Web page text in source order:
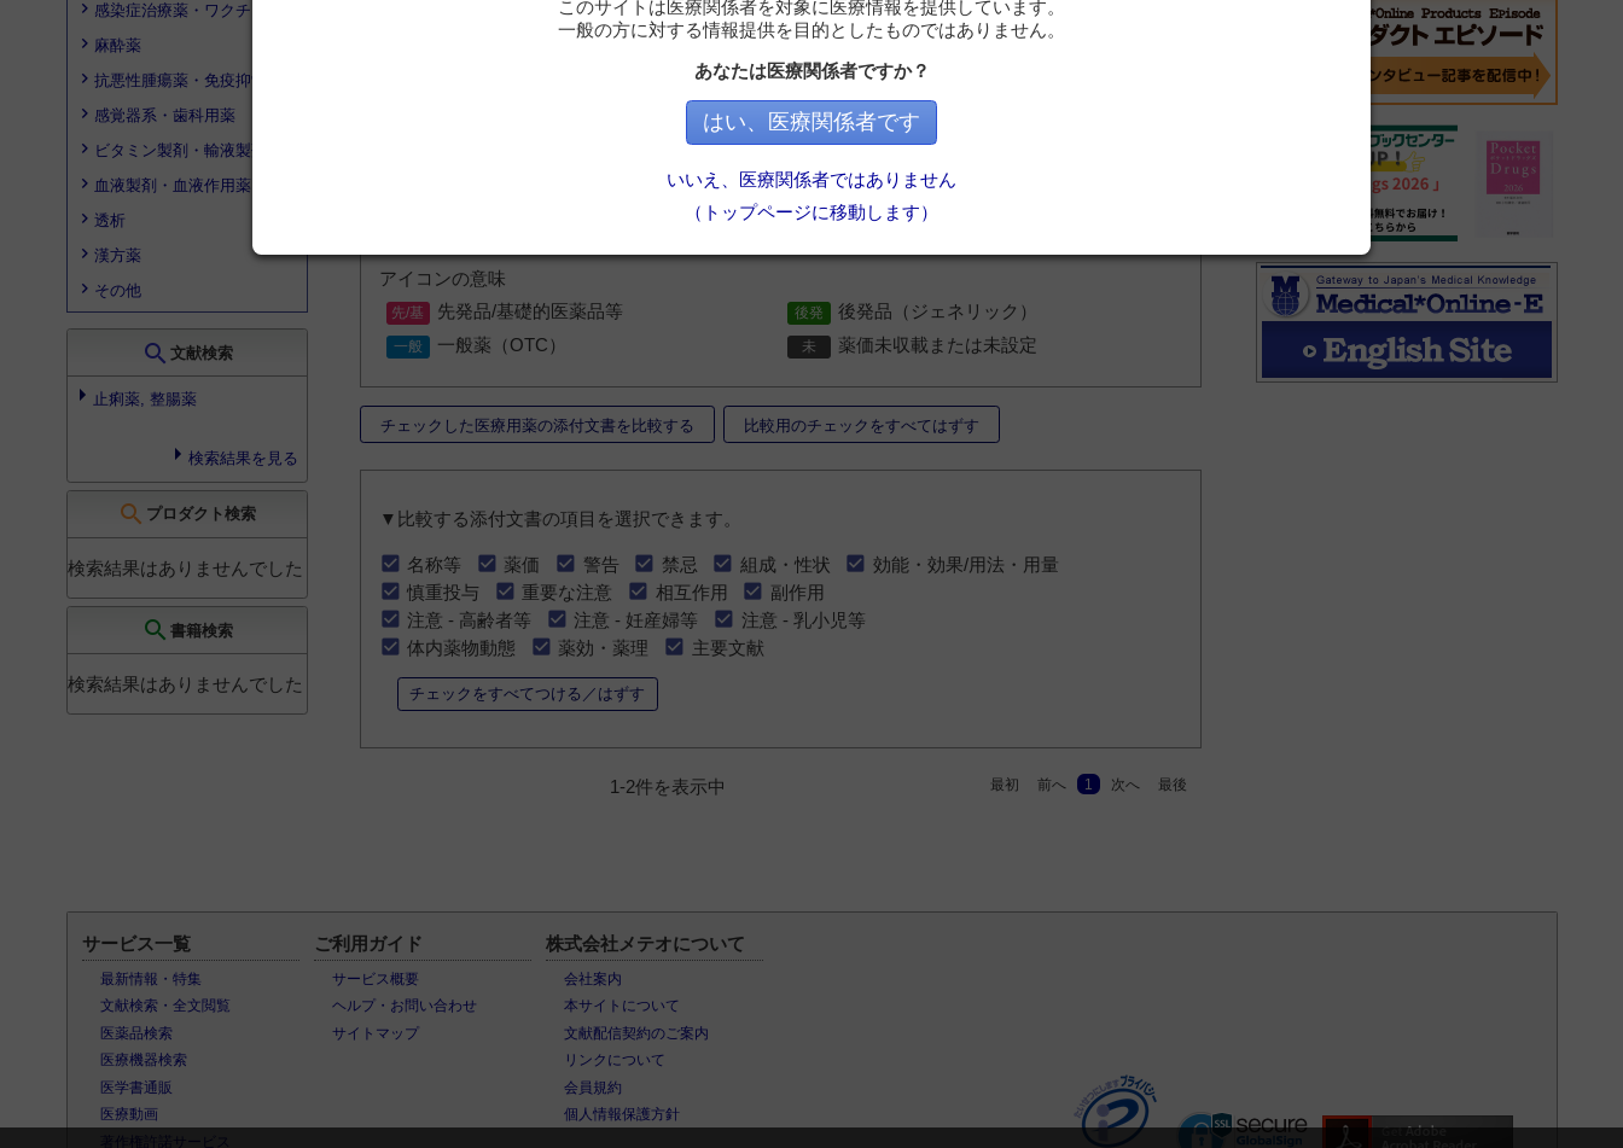
感染症治療薬・ワクチン
麻酔薬
抗悪性腫瘍薬・免疫抑制薬
感覚器系・歯科用薬
ビタミン製剤・輸液製剤
血液製剤・血液作用薬
透析
漢方薬
その他
search 文献検索
止痢薬, 整腸薬
検索結果を見る
search プロダクト検索
検索結果はありませんでした
search 書籍検索
検索結果はありませんでした
51.7円
消化器系 ＞腸疾患治療薬
* 一般薬（OTC）の場合はメーカー希望小売価格
検索結果は、先発品/基礎的医薬品等＞後発品（ジェネリック）＞一般薬（OTC）の順に表示し、
同じ先発品/基礎的医薬品等の中では一般名の50音順で並びます
アイコンの意味
先発品/基礎的医薬品等
後発品（ジェネリック）
一般薬（OTC）
薬価未収載または未設定
チェックした医療用薬の添付文書を比較する 比較用のチェックをすべてはずす
▼比較する添付文書の項目を選択できます。
名称等 薬価 警告 禁忌 組成・性状
効能・効果/用法・用量
慎重投与
重要な注意 相互作用
副作用
注意 - 高齢者等
注意 - 妊産婦等
注意 - 乳小児等
体内薬物動態
薬効・薬理 主要文献
チェックをすべてつける／はずす
1-2件を表示中 最初 前へ 1 次へ 最後
サービス一覧
最新情報・特集
文献検索・全文閲覧
医薬品検索
医療機器検索
医学書通販
医療動画
著作権許諾サービス
ご利用ガイド
サービス概要
ヘルプ・お問い合わせ
サイトマップ
株式会社メテオについて
会社案内
本サイトについて
文献配信契約のご案内
リンクについて
会員規約
個人情報保護方針
このサイトは医療関係者を対象に医療情報を提供しています。
一般の方に対する情報提供を目的としたものではありません。
あなたは医療関係者ですか？
はい、医療関係者です
いいえ、医療関係者ではありません
（トップページに移動します）